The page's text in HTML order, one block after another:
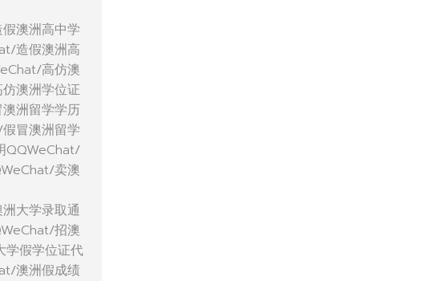
澳洲高中学
造假澳洲高
高仿澳
澳洲学位证
洲留学学历
冒澳洲留学
QQWeChat/
卖澳
大学录取通
招澳
学假学位证代
澳洲假成绩